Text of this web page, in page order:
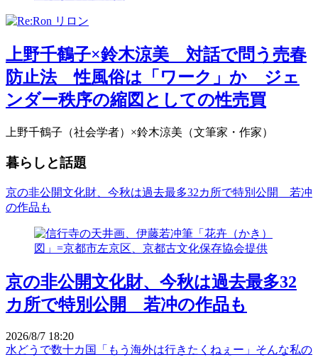
上野千鶴子×鈴木涼美 対話で問う売春
防止法 性風俗は「ワーク」か ジェ
ンダー秩序の縮図としての性売買
上野千鶴子（社会学者）×鈴木涼美（文筆家・作家）
暮らしと話題
京の非公開文化財、今秋は過去最多32カ所で特別公開 若冲
の作品も
京の非公開文化財、今秋は過去最多32
カ所で特別公開 若冲の作品も
2026/8/7 18:20
水どうで数十カ国「もう海外は行きたくねぇー」そんな私の